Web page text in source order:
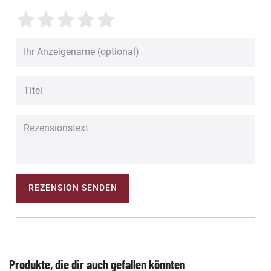
REZENSION SENDEN
Produkte, die dir auch gefallen könnten